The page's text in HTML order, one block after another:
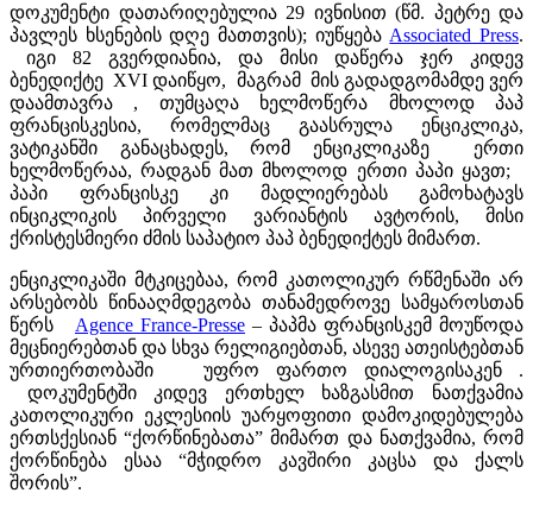
დოკუმენტი დათარიღებულია 29 ივნისით (წმ. პეტრე და
პავლეს ხსენების დღე მათთვის); იუწყება Associated Press.
იგი 82 გვერდიანია, და მისი დაწერა ჯერ კიდევ
ბენედიქტე XVI დაიწყო, მაგრამ მის გადადგომამდე ვერ
დაამთავრა , თუმცაღა ხელმოწერა მხოლოდ პაპ
ფრანცისკესია, რომელმაც გაასრულა ენციკლიკა,
ვატიკანში განაცხადეს, რომ ენციკლიკაზე ერთი
ხელმოწერაა, რადგან მათ მხოლოდ ერთი პაპი ყავთ;
პაპი ფრანცისკე კი მადლიერებას გამოხატავს
ინციკლიკის პირველი ვარიანტის ავტორის, მისი
ქრისტესმიერი ძმის საპატიო პაპ ბენედიქტეს მიმართ.
ენციკლიკაში მტკიცებაა, რომ კათოლიკურ რწმენაში არ
არსებობს წინააღმდეგობა თანამედროვე სამყაროსთან
წერს Agence France-Presse – პაპმა ფრანცისკემ მოუწოდა
მეცნიერებთან და სხვა რელიგიებთან, ასევე ათეისტებთან
ურთიერთობაში უფრო ფართო დიალოგისაკენ .
დოკუმენტში კიდევ ერთხელ ხაზგასმით ნათქვამია
კათოლიკური ეკლესიის უარყოფითი დამოკიდებულება
ერთსქესიან “ქორწინებათა” მიმართ და ნათქვამია, რომ
ქორწინება ესაა “მჭიდრო კავშირი კაცსა და ქალს
შორის”.